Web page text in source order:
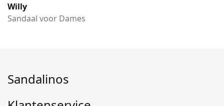
Willy
Sandaal voor Dames
Sandalinos